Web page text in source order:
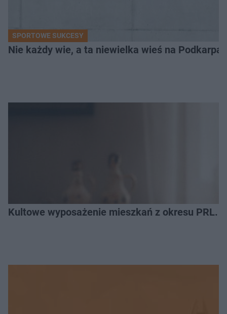
SPORTOWE SUKCESY
Nie każdy wie, a ta niewielka wieś na
Kultowe wyposażenie mieszkań z okresu PRL.